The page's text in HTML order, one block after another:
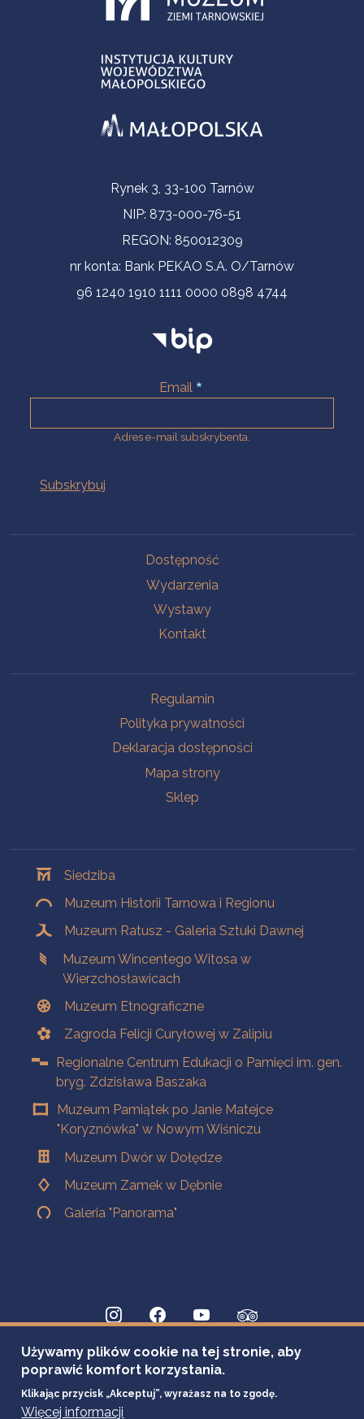
Informacje kontaktoweRynek 3, 33-100 Tarnów
NIP: 873-000-76-51
REGON: 850012309
nr konta: Bank PEKAO S.A. O/Tarnów
96 1240 1910 1111 0000 0898 4744
Email
Adres e-mail subskrybenta.
Dostępność
Wydarzenia
Wystawy
Kontakt
Regulamin
Polityka prywatności
Deklaracja dostępności
Mapa strony
Sklep
Siedziba
Muzeum Historii Tarnowa i Regionu
Muzeum Ratusz - Galeria Sztuki Dawnej
Muzeum Wincentego Witosa w
Wierzchosławicach
Muzeum Etnograficzne
Zagroda Felicji Curyłowej w Zalipiu
Regionalne Centrum Edukacji o Pamięci im. gen.
bryg. Zdzisława Baszaka
Muzeum Pamiątek po Janie Matejce
"Koryznówka" w Nowym Wiśniczu
Muzeum Dwór w Dołędze
Muzeum Zamek w Dębnie
Galeria "Panorama"
Używamy plików cookie na tej stronie, aby
poprawić komfort korzystania.
Klikając przycisk „Akceptuj”, wyrażasz na to zgodę.
Więcej informacji